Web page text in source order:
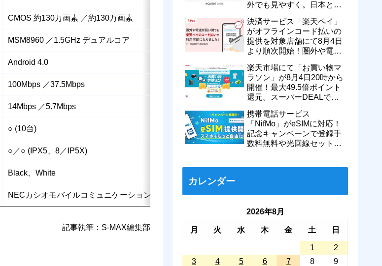
CMOS 約130万画素 ／約130万画素
MSM8960 ／1.5GHz デュアルコア
Android 4.0
100Mbps ／37.5Mbps
14Mbps ／5.7Mbps
○ (10台)
○／○ (IPX5、8／IP5X)
Black、White
NECカシオモバイルコミュニケーションズ
記事執筆：S-MAX編集部
外でも見やすく。日本と台
売
決済サービス「楽天ペイ」
がオフラインコード払いの
提供を対象店舗にて8月4日
より順次開始！圏外や電波
に
楽天市場にて「お買い物マ
ラソン」が8月4日20時から
開催！最大49.5倍ポイント
還元。スーパーDEALで
など
携帯電話サービス
「NifMo」がeSIMに対応！
記念キャンペーンで登録手
数料無料や光回線セットで
カレンダー
2026年8月
月 火 水 木 金 土 日
1
2
3
4 5 6 7 8 9